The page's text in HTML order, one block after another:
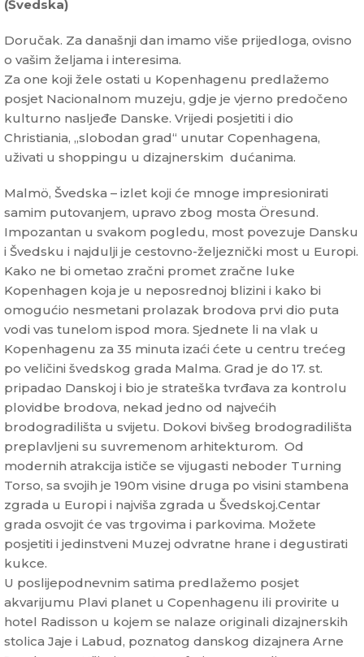
(Švedska)
Doručak. Za današnji dan imamo više prijedloga, ovisno
o vašim željama i interesima.
Za one koji žele ostati u Kopenhagenu predlažemo
posjet Nacionalnom muzeju, gdje je vjerno predočeno
kulturno nasljeđe Danske. Vrijedi posjetiti i dio
Christiania, „slobodan grad“ unutar Copenhagena,
uživati u shoppingu u dizajnerskim dućanima.
Malmö, Švedska – izlet koji će mnoge impresionirati
samim putovanjem, upravo zbog mosta Öresund.
Impozantan u svakom pogledu, most povezuje Dansku
i Švedsku i najdulji je cestovno-željeznički most u Europi.
Kako ne bi ometao zračni promet zračne luke
Kopenhagen koja je u neposrednoj blizini i kako bi
omogućio nesmetani prolazak brodova prvi dio puta
vodi vas tunelom ispod mora. Sjednete li na vlak u
Kopenhagenu za 35 minuta izaći ćete u centru trećeg
po veličini švedskog grada Malma. Grad je do 17. st.
pripadao Danskoj i bio je strateška tvrđava za kontrolu
plovidbe brodova, nekad jedno od najvećih
brodogradilišta u svijetu. Dokovi bivšeg brodogradilišta
preplavljeni su suvremenom arhitekturom. Od
modernih atrakcija ističe se vijugasti neboder Turning
Torso, sa svojih je 190m visine druga po visini stambena
zgrada u Europi i najviša zgrada u Švedskoj.Centar
grada osvojit će vas trgovima i parkovima. Možete
posjetiti i jedinstveni Muzej odvratne hrane i degustirati
kukce.
U poslijepodnevnim satima predlažemo posjet
akvarijumu Plavi planet u Copenhagenu ili provirite u
hotel Radisson u kojem se nalaze originali dizajnerskih
stolica Jaje i Labud, poznatog danskog dizajnera Arne